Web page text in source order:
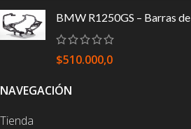
BMW R1250GS – Barras
$510.000,0
NAVEGACIÓN
Tienda